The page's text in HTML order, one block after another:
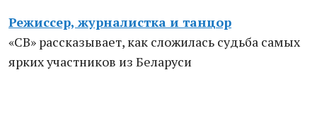
Режиссер, журналистка и танцор
«СВ» рассказывает, как сложилась судьба самых
ярких участников из Беларуси